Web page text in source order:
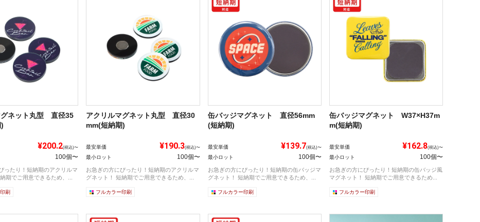
グネット丸型 直径35
¥200.2(税込)〜
100個〜
ったり！短納期のアクリルマ
期でご用意できるため、...
刷
アクリルマグネット丸型 直径30
mm(短納期)
最安単価 ¥190.3(税込)〜
最小ロット 100個〜
お急ぎの方にぴったり！短納期のアクリルマ
グネット！ 短納期でご用意できるため、...
フルカラー印刷
缶バッジマグネット 直径56mm
(短納期)
最安単価 ¥139.7(税込)〜
最小ロット 100個〜
お急ぎの方にぴったり！短納期の缶バッジマ
グネット！ 短納期でご用意できるため、...
フルカラー印刷
缶バッジマグネット W37×H37m
m(短納期)
最安単価 ¥162.8(税込)〜
最小ロット 100個〜
お急ぎの方にぴったり！短納期の缶バッジ風
マグネット！ 短納期でご用意できるため...
フルカラー印刷